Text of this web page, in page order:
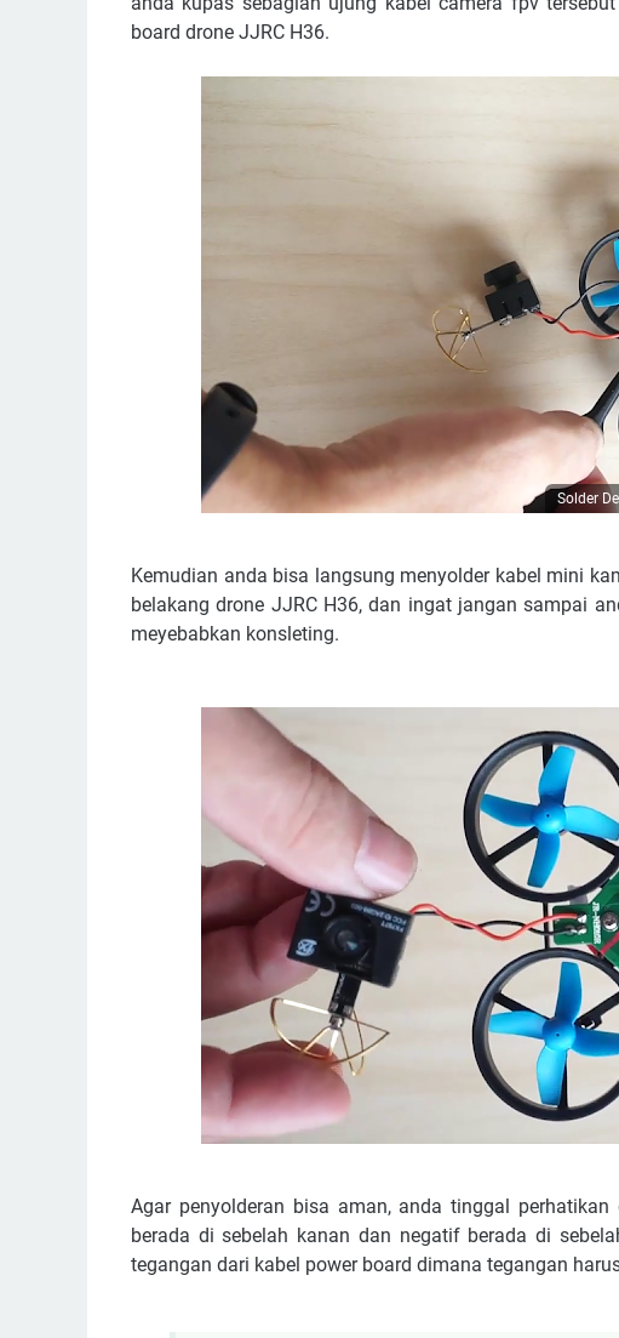
board drone JJRC H36.
Solder
Kemudian anda bisa langsung menyolder kabel mini
belakang drone JJRC H36, dan ingat jangan sampai
meyebabkan konsleting.
Agar penyolderan bisa aman, anda tinggal
berada di sebelah kanan dan negatif berada di
tegangan dari kabel power board dimana tegangan